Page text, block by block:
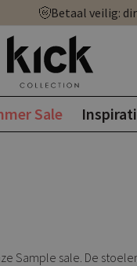
Betaal veilig:
Sale
Sample sale. De